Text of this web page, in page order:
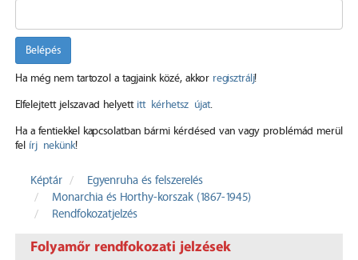
Belépés
Ha még nem tartozol a tagjaink közé, akkor regisztrálj!
Elfelejtett jelszavad helyett itt kérhetsz újat.
Ha a fentiekkel kapcsolatban bármi kérdésed van vagy problémád merül
fel írj nekünk!
Képtár
Egyenruha és felszerelés
Monarchia és Horthy-korszak (1867-1945)
Rendfokozatjelzés
Folyamőr rendfokozati jelzések